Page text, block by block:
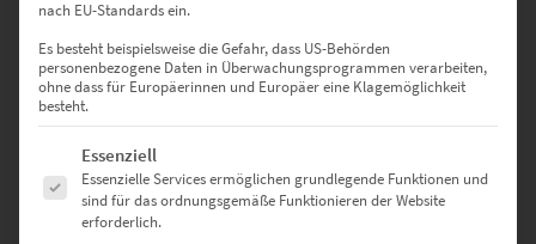
zzgl.Versand
Lieferzeit: ca. 10 Werktage
nach EU-Standards ein.
Es besteht beispielsweise die Gefahr, dass US-Behörden
personenbezogene Daten in Überwachungsprogrammen verarbeiten,
ohne dass für Europäerinnen und Europäer eine Klagemöglichkeit
besteht.
Es folgt eine Liste der Service-Gruppen, für die eine Einwilligung
Essenziell
Essenzielle Services ermöglichen grundlegende Funktionen und
sind für das ordnungsgemäße Funktionieren der Website
erforderlich.